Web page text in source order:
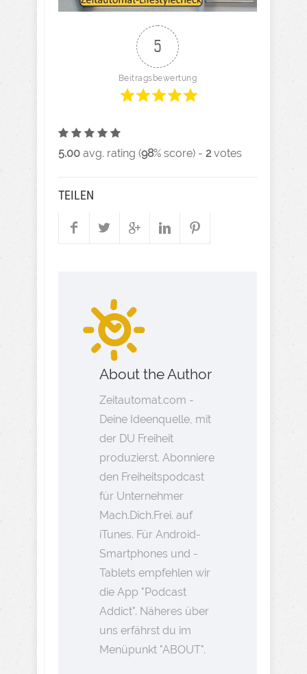
5
Beitragsbewertung
5.00 avg. rating (98% score) - 2votes
TEILEN
About the Author
Zeitautomat.com -
Deine Ideenquelle, mit
der DU Freiheit
produzierst. Abonniere
den Freiheitspodcast
für Unternehmer
Mach.Dich.Frei. auf
iTunes. Für Android-
Smartphones und -
Tablets empfehlen wir
die App "Podcast
Addict". Näheres über
uns erfährst du im
Menüpunkt "ABOUT".